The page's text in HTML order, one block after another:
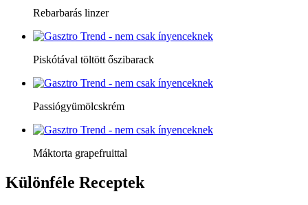
Rebarbarás linzer
Piskótával töltött őszibarack
Passiógyümölcskrém
Máktorta grapefruittal
Különféle Receptek